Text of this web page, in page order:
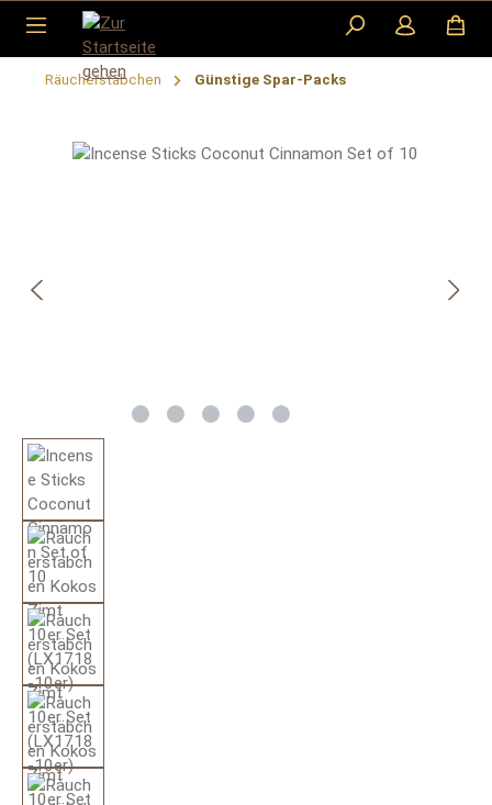
Zum Hauptinhalt springen
Räucherstäbchen Günstige Spar-Packs
Bildergalerie überspringen